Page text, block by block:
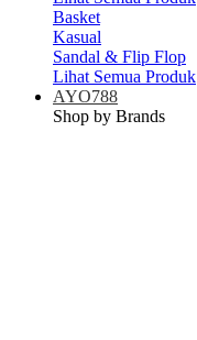
Basket
Kasual
Sandal & Flip Flop
Lihat Semua Produk
AYO788
Shop by Brands